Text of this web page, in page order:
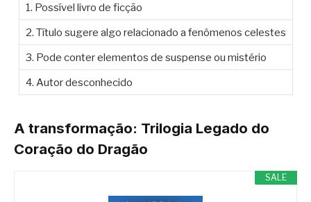
1. Possível livro de ficção
2. Título sugere algo relacionado a fenômenos celestes
3. Pode conter elementos de suspense ou mistério
4. Autor desconhecido
A transformação: Trilogia Legado do
Coração do Dragão
SALE